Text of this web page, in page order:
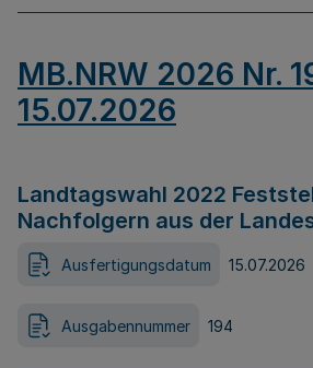
MB.NRW 2026 Nr.
15.07.2026
Landtagswahl 2022
Nachfolgern aus der
Ausfertigungsdatum 15.07.2026
Ausgabennummer 194